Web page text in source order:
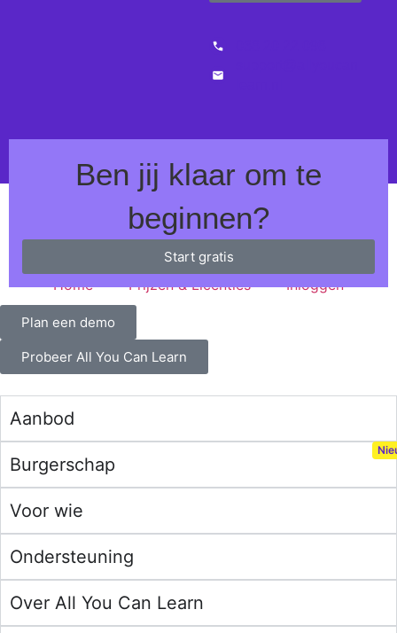
Ben jij klaar om te
beginnen?
Start gratis
Home Prijzen & Licenties Inloggen
Plan een demo
Probeer All You Can Learn
Aanbod
Burgerschap
Voor wie
Ondersteuning
Over All You Can Learn